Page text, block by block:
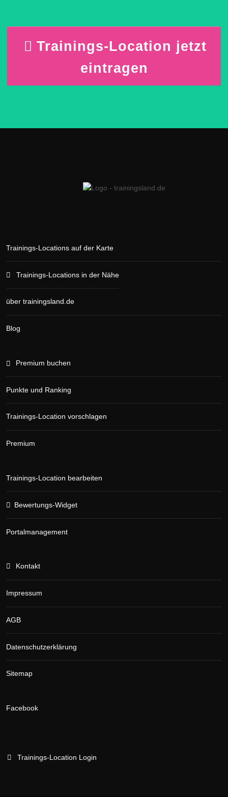
Trainings-Location jetzt
eintragen
Trainings-Locations auf der Karte
Trainings-Locations in der Nähe
über trainingsland.de
Blog
Premium buchen
Punkte und Ranking
Trainings-Location vorschlagen
Premium
Trainings-Location bearbeiten
Bewertungs-Widget
Portalmanagement
Kontakt
Impressum
AGB
Datenschutzerklärung
Sitemap
Facebook
Trainings-Location Login